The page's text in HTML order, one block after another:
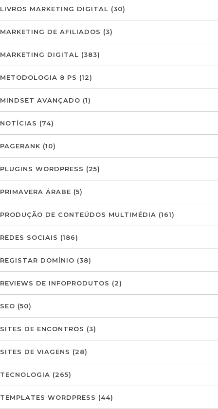
LIVROS MARKETING DIGITAL (30)
MARKETING DE AFILIADOS (3)
MARKETING DIGITAL (383)
METODOLOGIA 8 PS (12)
MINDSET AVANÇADO (1)
NOTÍCIAS (74)
PAGERANK (10)
PLUGINS WORDPRESS (25)
PRIMAVERA ÁRABE (5)
PRODUÇÃO DE CONTEÚDOS MULTIMÉDIA (161)
REDES SOCIAIS (186)
REGISTAR DOMÍNIO (38)
REVIEWS DE INFOPRODUTOS (2)
SEO (50)
SITES DE ENCONTROS (3)
SITES DE VIAGENS (28)
TECNOLOGIA (265)
TEMPLATES WORDPRESS (44)